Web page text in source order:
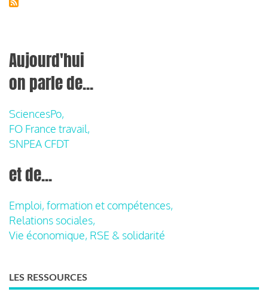
Aujourd'hui
on parle de...
SciencesPo,
FO France travail,
SNPEA CFDT
et de...
Emploi, formation et compétences,
Relations sociales,
Vie économique, RSE & solidarité
LES RESSOURCES